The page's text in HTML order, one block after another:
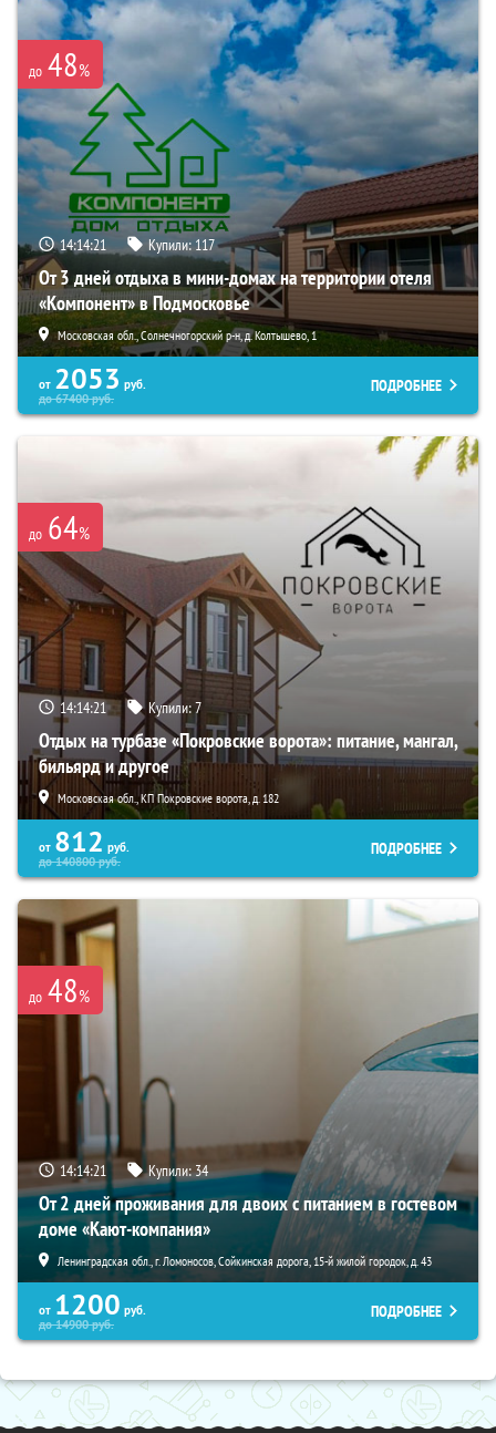
до 48%
14:14:20 Купили: 117
От 3 дней отдыха в мини-домах на территории отеля
«Компонент» в Подмосковье
Московская обл., Солнечногорский р-н, д. Колтышево, 1
от 2053 руб.
до67400руб.
ПОДРОБНЕЕ
до 64%
14:14:20 Купили:7
Отдых на турбазе «Покровские ворота»: питание, мангал,
бильярд и другое
Московская обл., КП Покровские ворота, д. 182
от 812 руб.
до140800руб.
ПОДРОБНЕЕ
до 48%
14:14:20 Купили:34
От 2 дней проживания для двоих с питанием в гостевом
доме «Кают-компания»
Ленинградская обл., г. Ломоносов, Сойкинская дорога, 15-й жилой городок, д. 43
от 1200 руб.
до14900руб.
ПОДРОБНЕЕ